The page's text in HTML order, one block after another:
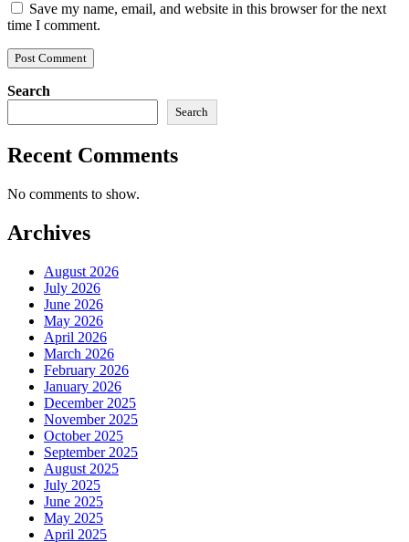
Save my name, email, and website in this browser for the next
time I comment.
Search
Search
Recent Comments
No comments to show.
Archives
August 2026
July 2026
June 2026
May 2026
April 2026
March 2026
February 2026
January 2026
December 2025
November 2025
October 2025
September 2025
August 2025
July 2025
June 2025
May 2025
April 2025